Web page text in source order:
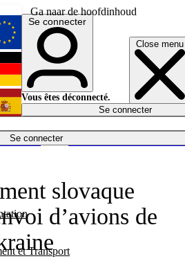
Ga naar de hoofdinhoud
Close menu
Se connecter
et Transport
Économie
English
Deutsch
Español
Se connecter
Vous êtes déconnecté.
Se connecter
slovaque
d’avions de